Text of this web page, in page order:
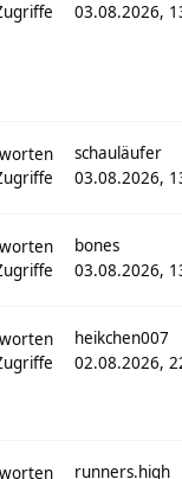
03.08.2026,
schauläufer
03.08.2026,
bones
03.08.2026,
heikchen007
02.08.2026,
runners.high